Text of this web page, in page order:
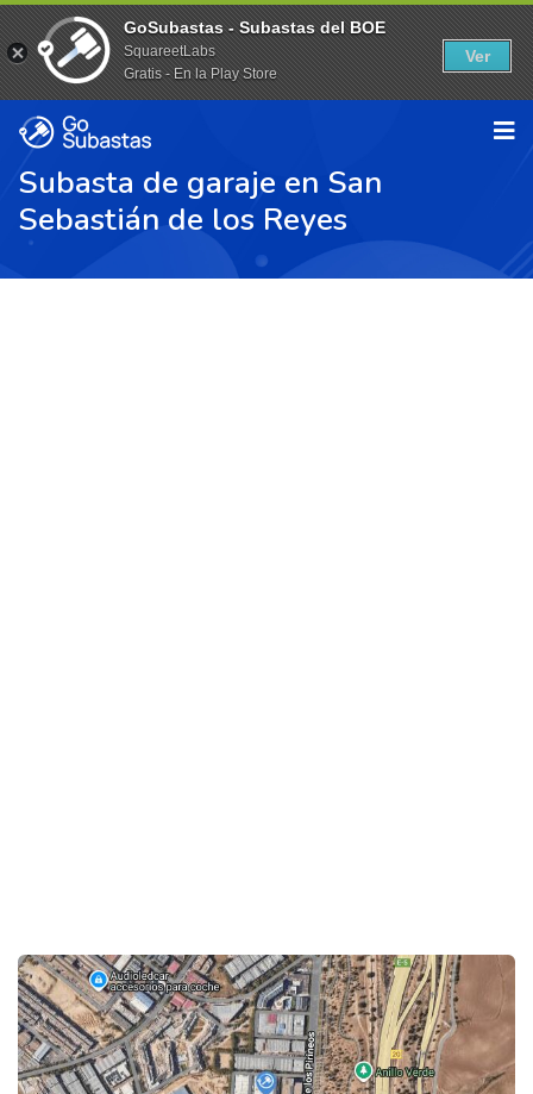
Subasta de garaje en San
Sebastián de los Reyes
GoSubastas - Subastas del BOE
SquareetLabs
Gratis - En la Play Store
Ver